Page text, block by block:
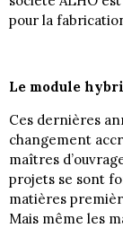
pour la
Le module
Ces dernières
changement
maîtres
projets se sont
matières
Mais même les